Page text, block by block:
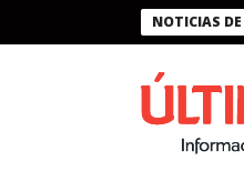
NOTICIAS